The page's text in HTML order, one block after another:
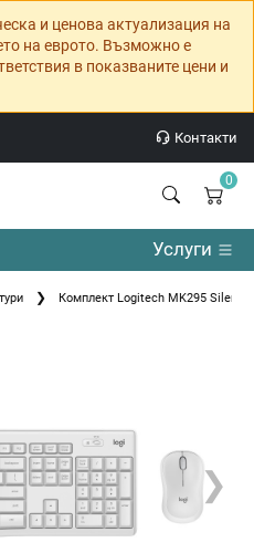
и ценова актуализация на
на еврото. Възможно е
в показваните цени и
Контакти
0
Услуги
Комплект Logitech MK295 Silent
❯